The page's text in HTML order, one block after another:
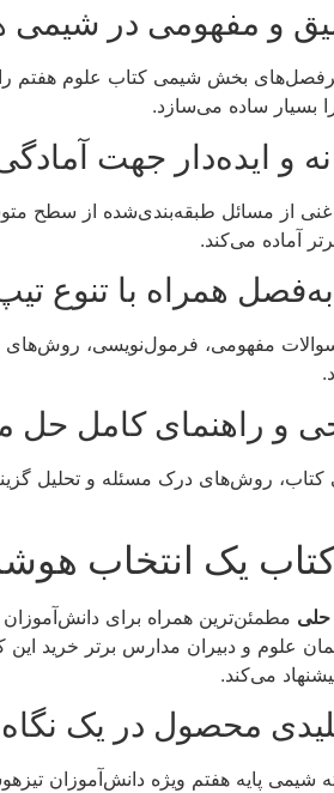
و مفهومی در شیمی
بخش شیمی کتاب علوم هفتم
بسیار ساده می‌سازد.
و ایده‌دار جهت
از مسائل طبقه‌بندی‌شده از سطح
آماده می‌کند.
همراه با تنوع
مفهومی، فرمول‌نویسی، روش‌های
و راهنمای کامل حل
کتاب، روش‌های درک مسئله و تحلیل
یک انتخاب
حلی مطمئن‌ترین همراه برای
علوم و دبیران مدارس برتر خرید این
می‌کند.
محصول در یک
شیمی پایه هفتم ویژه دانش‌آموزان